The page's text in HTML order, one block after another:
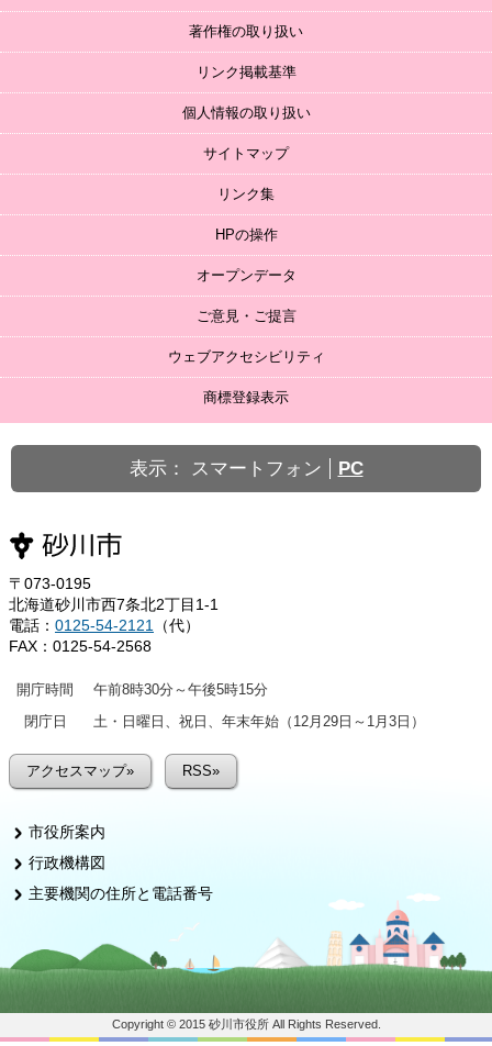
著作権の取り扱い
リンク掲載基準
個人情報の取り扱い
サイトマップ
リンク集
HPの操作
オープンデータ
ご意見・ご提言
ウェブアクセシビリティ
商標登録表示
表示： スマートフォン PC
〒073-0195
北海道砂川市西7条北2丁目1-1
電話： 0125-54-2121
（代）
FAX：0125-54-2568
開庁時間
午前8時30分～午後5時15分
閉庁日
土・日曜日、祝日、年末年始（12月29日～1月3日）
アクセスマップ» RSS»
市役所案内
行政機構図
主要機関の住所と電話番号
Copyright © 2015 砂川市役所 All Rights Reserved.